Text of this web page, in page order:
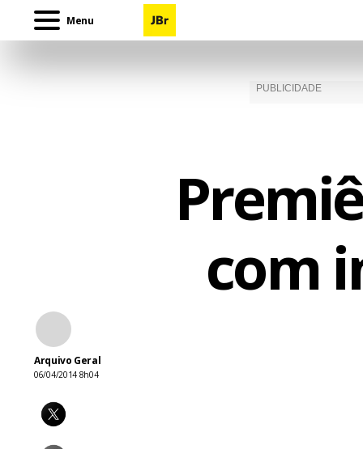
Menu
com
Arquivo Geral
06/04/2014 8h04